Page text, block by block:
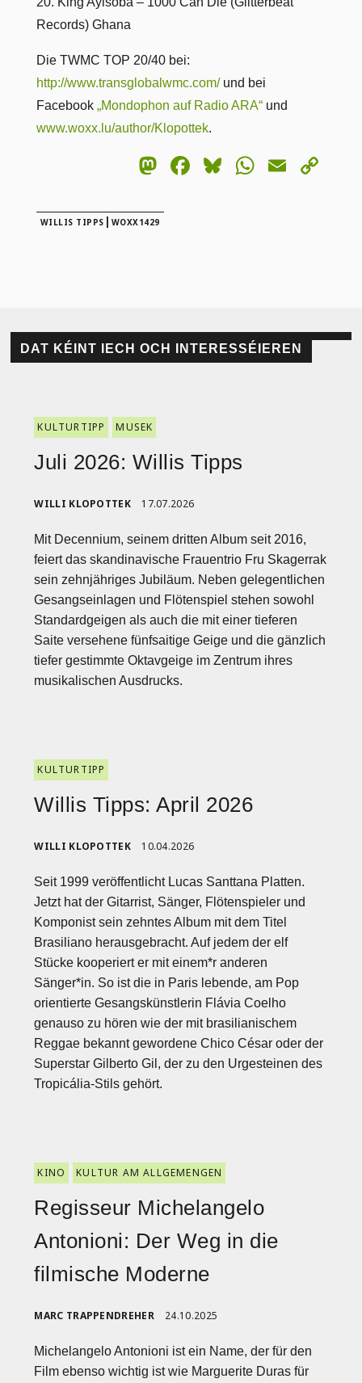
Records) Ghana
Die TWMC TOP 20/40 bei:
http://www.transglobalwmc.com/und bei
Facebook „Mondophon auf Radio ARA“und
www.woxx.lu/author/Klopottek.
Mastodon
Facebook
BlueskyEmail
WILLIS TIPPS | WOXX1429
DAT KÉINT IECH OCH INTERESSÉIEREN
KULTURTIPP MUSEK
Juli 2026: Willis Tipps
WILLI KLOPOTTEK 17.07.2026
Mit Decennium, seinem dritten Album seit 2016,
feiert das skandinavische Frauentrio Fru Skagerrak
sein zehnjähriges Jubiläum. Neben gelegentlichen
Gesangseinlagen und Flötenspiel stehen sowohl
Standardgeigen als auch die mit einer tieferen
Saite versehene fünfsaitige Geige und die gänzlich
tiefer gestimmte Oktavgeige im Zentrum ihres
musikalischen Ausdrucks.
KULTURTIPP
Willis Tipps: April 2026
WILLI KLOPOTTEK 10.04.2026
Seit 1999 veröffentlicht Lucas Santtana Platten.
Jetzt hat der Gitarrist, Sänger, Flötenspieler und
Komponist sein zehntes Album mit dem Titel
Brasiliano herausgebracht. Auf jedem der elf
Stücke kooperiert er mit einem*r anderen
Sänger*in. So ist die in Paris lebende, am Pop
orientierte Gesangskünstlerin Flávia Coelho
genauso zu hören wie der mit brasilianischem
Reggae bekannt gewordene Chico César oder der
Superstar Gilberto Gil, der zu den Urgesteinen des
Tropicália-Stils gehört.
KINO KULTUR AM ALLGEMENGEN
Regisseur Michelangelo
Antonioni: Der Weg in die
filmische Moderne
MARC TRAPPENDREHER 24.10.2025
Michelangelo Antonioni ist ein Name, der für den
Film ebenso wichtig ist wie Marguerite Duras für